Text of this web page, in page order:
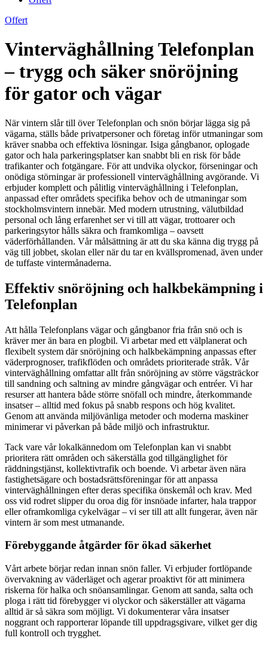
Offert
Vinterväghållning Telefonplan
– trygg och säker snöröjning
för gator och vägar
När vintern slår till över Telefonplan och snön börjar lägga sig på
vägarna, ställs både privatpersoner och företag inför utmaningar som
kräver snabba och effektiva lösningar. Isiga gångbanor, oplogade
gator och hala parkeringsplatser kan snabbt bli en risk för både
trafikanter och fotgängare. För att undvika olyckor, förseningar och
onödiga störningar är professionell vinterväghållning avgörande. Vi
erbjuder komplett och pålitlig vinterväghållning i Telefonplan,
anpassad efter områdets specifika behov och de utmaningar som
stockholmsvintern innebär. Med modern utrustning, välutbildad
personal och lång erfarenhet ser vi till att vägar, trottoarer och
parkeringsytor hålls säkra och framkomliga – oavsett
väderförhållanden. Vår målsättning är att du ska känna dig trygg på
väg till jobbet, skolan eller när du tar en kvällspromenad, även under
de tuffaste vintermånaderna.
Effektiv snöröjning och halkbekämpning i
Telefonplan
Att hålla Telefonplans vägar och gångbanor fria från snö och is
kräver mer än bara en plogbil. Vi arbetar med ett välplanerat och
flexibelt system där snöröjning och halkbekämpning anpassas efter
väderprognoser, trafikflöden och områdets prioriterade stråk. Vår
vinterväghållning omfattar allt från snöröjning av större vägsträckor
till sandning och saltning av mindre gångvägar och entréer. Vi har
resurser att hantera både större snöfall och mindre, återkommande
insatser – alltid med fokus på snabb respons och hög kvalitet.
Genom att använda miljövänliga metoder och moderna maskiner
minimerar vi påverkan på både miljö och infrastruktur.
Tack vare vår lokalkännedom om Telefonplan kan vi snabbt
prioritera rätt områden och säkerställa god tillgänglighet för
räddningstjänst, kollektivtrafik och boende. Vi arbetar även nära
fastighetsägare och bostadsrättsföreningar för att anpassa
vinterväghållningen efter deras specifika önskemål och krav. Med
oss vid rodret slipper du oroa dig för insnöade infarter, hala trappor
eller oframkomliga cykelvägar – vi ser till att allt fungerar, även när
vintern är som mest utmanande.
Förebyggande åtgärder för ökad säkerhet
Vårt arbete börjar redan innan snön faller. Vi erbjuder fortlöpande
övervakning av väderläget och agerar proaktivt för att minimera
riskerna för halka och snöansamlingar. Genom att sanda, salta och
ploga i rätt tid förebygger vi olyckor och säkerställer att vägarna
alltid är så säkra som möjligt. Vi dokumenterar våra insatser
noggrant och rapporterar löpande till uppdragsgivare, vilket ger dig
full kontroll och trygghet.